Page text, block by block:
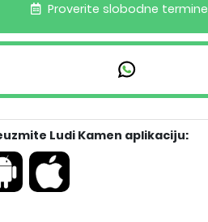
Proverite slobodne termine
Ludi Kamen aplikaciju: